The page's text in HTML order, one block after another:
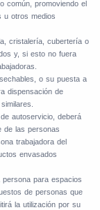
común, promoviendo el
u otros medios
cristalería, cubertería o
y, si esto no fuera
o su puesta a
dispensación de
autoservicio, deberá
de las personas
trabajadora del
envasados
persona para espacios
de personas que
la utilización por su